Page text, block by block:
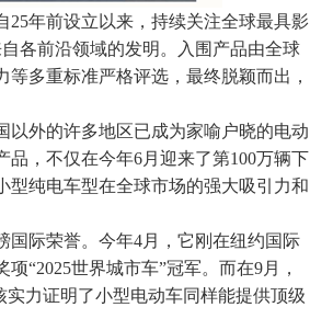
年前设立以来，持续关注全球最具影
各前沿领域的发明。入围产品由全球
多重标准严格评选，最终脱颖而出，
以外的许多地区已成为家喻户晓的电动
，不仅在今年6月迎来了第100万辆下
型纯电车型在全球市场的强大吸引力和
国际荣誉。今年4月，它刚在纽约国际
“2025世界城市车”冠军。而在9月，
力证明了小型电动车同样能提供顶级